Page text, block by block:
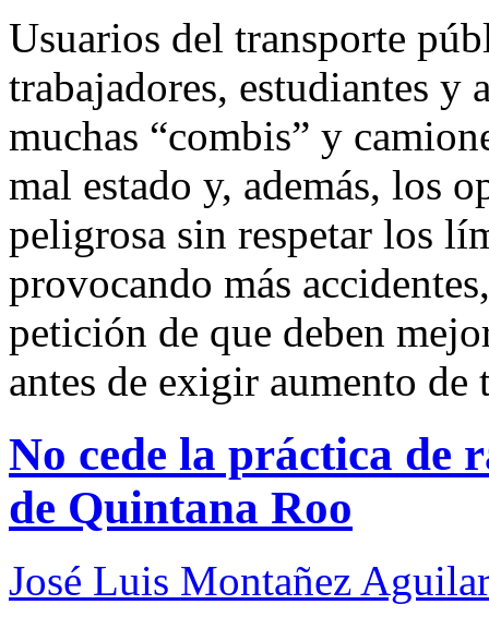
Usuarios del transporte
trabajadores, estudiantes y
muchas “combis” y
mal estado y, además, los
peligrosa sin respetar los
provocando más
petición de que deben
antes de exigir aumento de
No cede la práctica de
de Quintana Roo
José Luis Montañez Aguilar